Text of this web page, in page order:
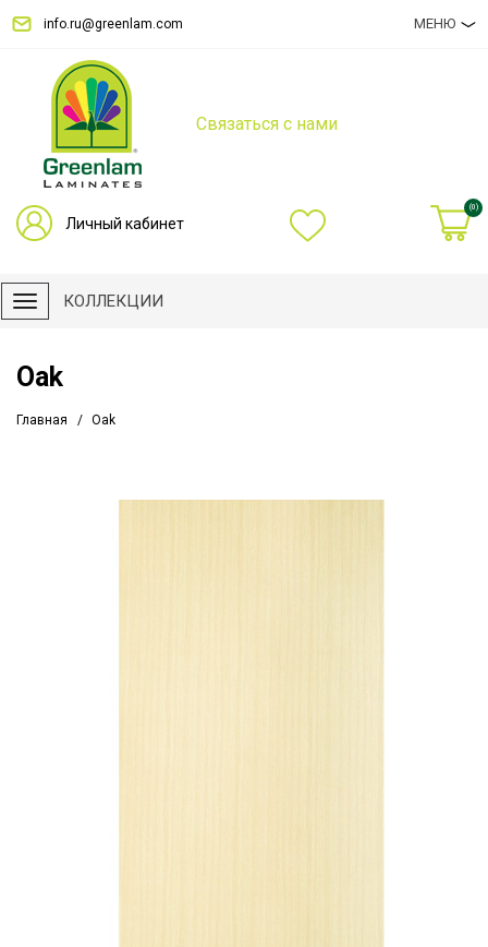
info.ru@greenlam.com МЕНЮ
Связаться с нами
Личный кабинет
(0)
КОЛЛЕКЦИИ
Oak
Главная Oak